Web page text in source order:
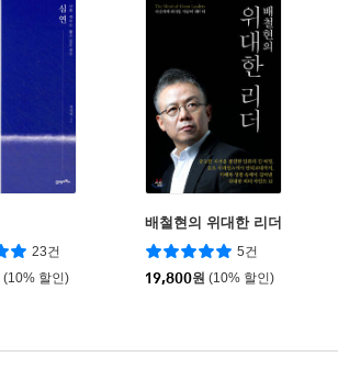
23건
(10% 할인)
배철현의 위대한 리더
5건
19,800원 (10% 할인)